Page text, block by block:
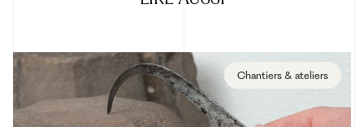
Chantiers & ateliers